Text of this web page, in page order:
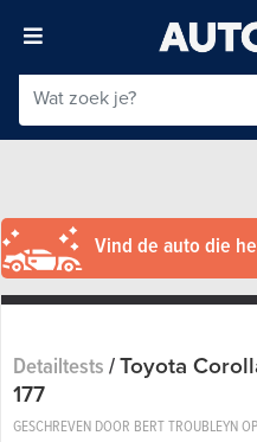
Vind de auto die
Detailtests/Toyota
177
GESCHREVEN DOOR BERT TROUBLEYN OP